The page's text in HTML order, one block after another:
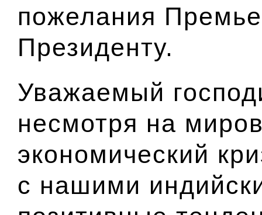
пожелания
Президенту.
Уважаемый
несмотря на
экономический
с нашими